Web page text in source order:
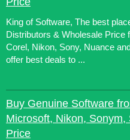
King of Software, The best
Distributors & Wholesale Price
Corel, Nikon, Sony, Nuance
offer best deals to ...
Buy Genuine Software
Microsoft, Nikon,
Price